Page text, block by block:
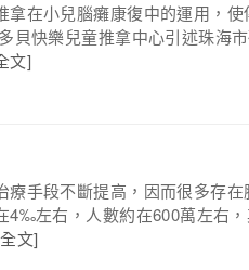
拿在小兒腦癱康復中的運用，
貝快樂兒童推拿中心引述珠海
文]
手段不斷提高，因而很多存
4‰左右，人數約在600萬左右
文]